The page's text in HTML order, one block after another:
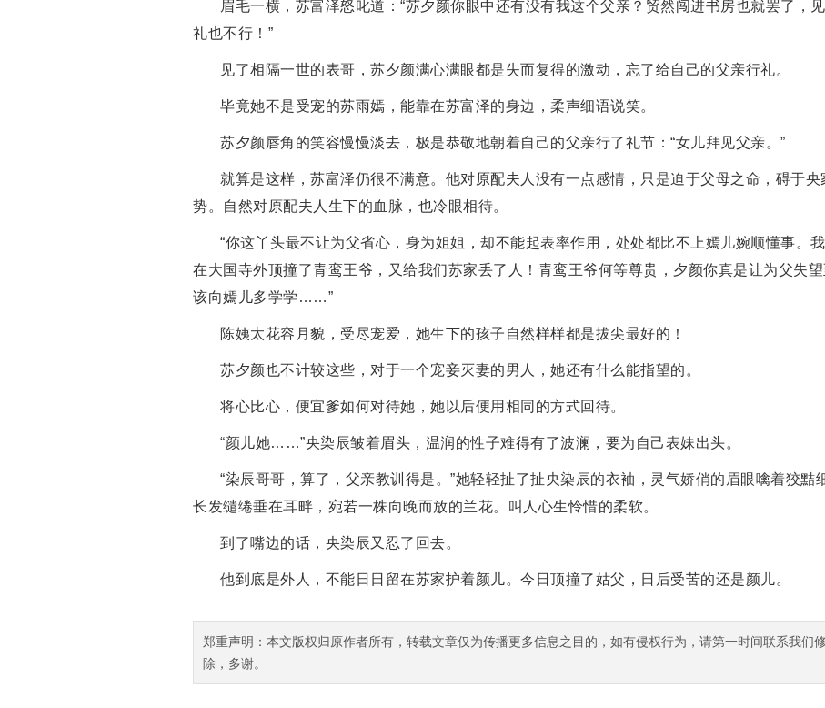
眉毛一横，苏富泽怒叱道：“苏夕颜你眼中还有没有我这个父亲？贸然闯进书房也就罢了，
礼也不行！”
见了相隔一世的表哥，苏夕颜满心满眼都是失而复得的激动，忘了给自己的父亲行礼。
毕竟她不是受宠的苏雨嫣，能靠在苏富泽的身边，柔声细语说笑。
苏夕颜唇角的笑容慢慢淡去，极是恭敬地朝着自己的父亲行了礼节：“女儿拜见父亲。”
就算是这样，苏富泽仍很不满意。他对原配夫人没有一点感情，只是迫于父母之命，碍于央
势。自然对原配夫人生下的血脉，也冷眼相待。
“你这丫头最不让为父省心，身为姐姐，却不能起表率作用，处处都比不上嫣儿婉顺懂事。
在大国寺外顶撞了青鸾王爷，又给我们苏家丢了人！青鸾王爷何等尊贵，夕颜你真是让为父失
该向嫣儿多学学……”
陈姨太花容月貌，受尽宠爱，她生下的孩子自然样样都是拔尖最好的！
苏夕颜也不计较这些，对于一个宠妾灭妻的男人，她还有什么能指望的。
将心比心，便宜爹如何对待她，她以后便用相同的方式回待。
“颜儿她……”央染辰皱着眉头，温润的性子难得有了波澜，要为自己表妹出头。
“染辰哥哥，算了，父亲教训得是。”她轻轻扯了扯央染辰的衣袖，灵气娇俏的眉眼噙着狡黠
长发缱绻垂在耳畔，宛若一株向晚而放的兰花。叫人心生怜惜的柔软。
到了嘴边的话，央染辰又忍了回去。
他到底是外人，不能日日留在苏家护着颜儿。今日顶撞了姑父，日后受苦的还是颜儿。
郑重声明：本文版权归原作者所有，转载文章仅为传播更多信息之目的，如有侵权行为，请第一时间联系我们
除，多谢。